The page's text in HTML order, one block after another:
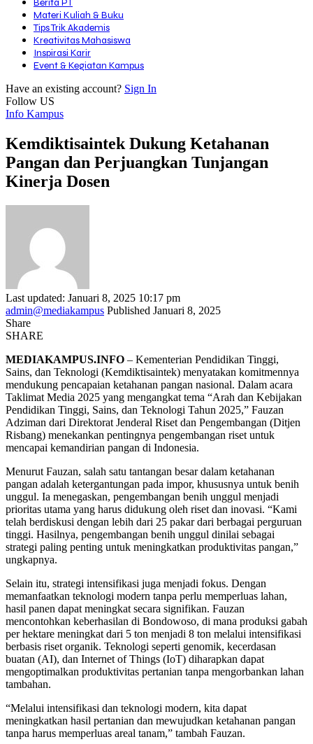
Berita PT
Materi Kuliah & Buku
Tips Trik Akademis
Kreativitas Mahasiswa
Inspirasi Karir
Event & Kegiatan Kampus
Have an existing account? Sign In
Follow US
Info Kampus
Kemdiktisaintek Dukung Ketahanan
Pangan dan Perjuangkan Tunjangan
Kinerja Dosen
Last updated: Januari 8, 2025 10:17 pm
admin@mediakampus Published Januari 8, 2025
Share
SHARE
MEDIAKAMPUS.INFO – Kementerian Pendidikan Tinggi,
Sains, dan Teknologi (Kemdiktisaintek) menyatakan komitmennya
mendukung pencapaian ketahanan pangan nasional. Dalam acara
Taklimat Media 2025 yang mengangkat tema “Arah dan Kebijakan
Pendidikan Tinggi, Sains, dan Teknologi Tahun 2025,” Fauzan
Adziman dari Direktorat Jenderal Riset dan Pengembangan (Ditjen
Risbang) menekankan pentingnya pengembangan riset untuk
mencapai kemandirian pangan di Indonesia.
Menurut Fauzan, salah satu tantangan besar dalam ketahanan
pangan adalah ketergantungan pada impor, khususnya untuk benih
unggul. Ia menegaskan, pengembangan benih unggul menjadi
prioritas utama yang harus didukung oleh riset dan inovasi. “Kami
telah berdiskusi dengan lebih dari 25 pakar dari berbagai perguruan
tinggi. Hasilnya, pengembangan benih unggul dinilai sebagai
strategi paling penting untuk meningkatkan produktivitas pangan,”
ungkapnya.
Selain itu, strategi intensifikasi juga menjadi fokus. Dengan
memanfaatkan teknologi modern tanpa perlu memperluas lahan,
hasil panen dapat meningkat secara signifikan. Fauzan
mencontohkan keberhasilan di Bondowoso, di mana produksi gabah
per hektare meningkat dari 5 ton menjadi 8 ton melalui intensifikasi
berbasis riset organik. Teknologi seperti genomik, kecerdasan
buatan (AI), dan Internet of Things (IoT) diharapkan dapat
mengoptimalkan produktivitas pertanian tanpa mengorbankan lahan
tambahan.
“Melalui intensifikasi dan teknologi modern, kita dapat
meningkatkan hasil pertanian dan mewujudkan ketahanan pangan
tanpa harus memperluas areal tanam,” tambah Fauzan.